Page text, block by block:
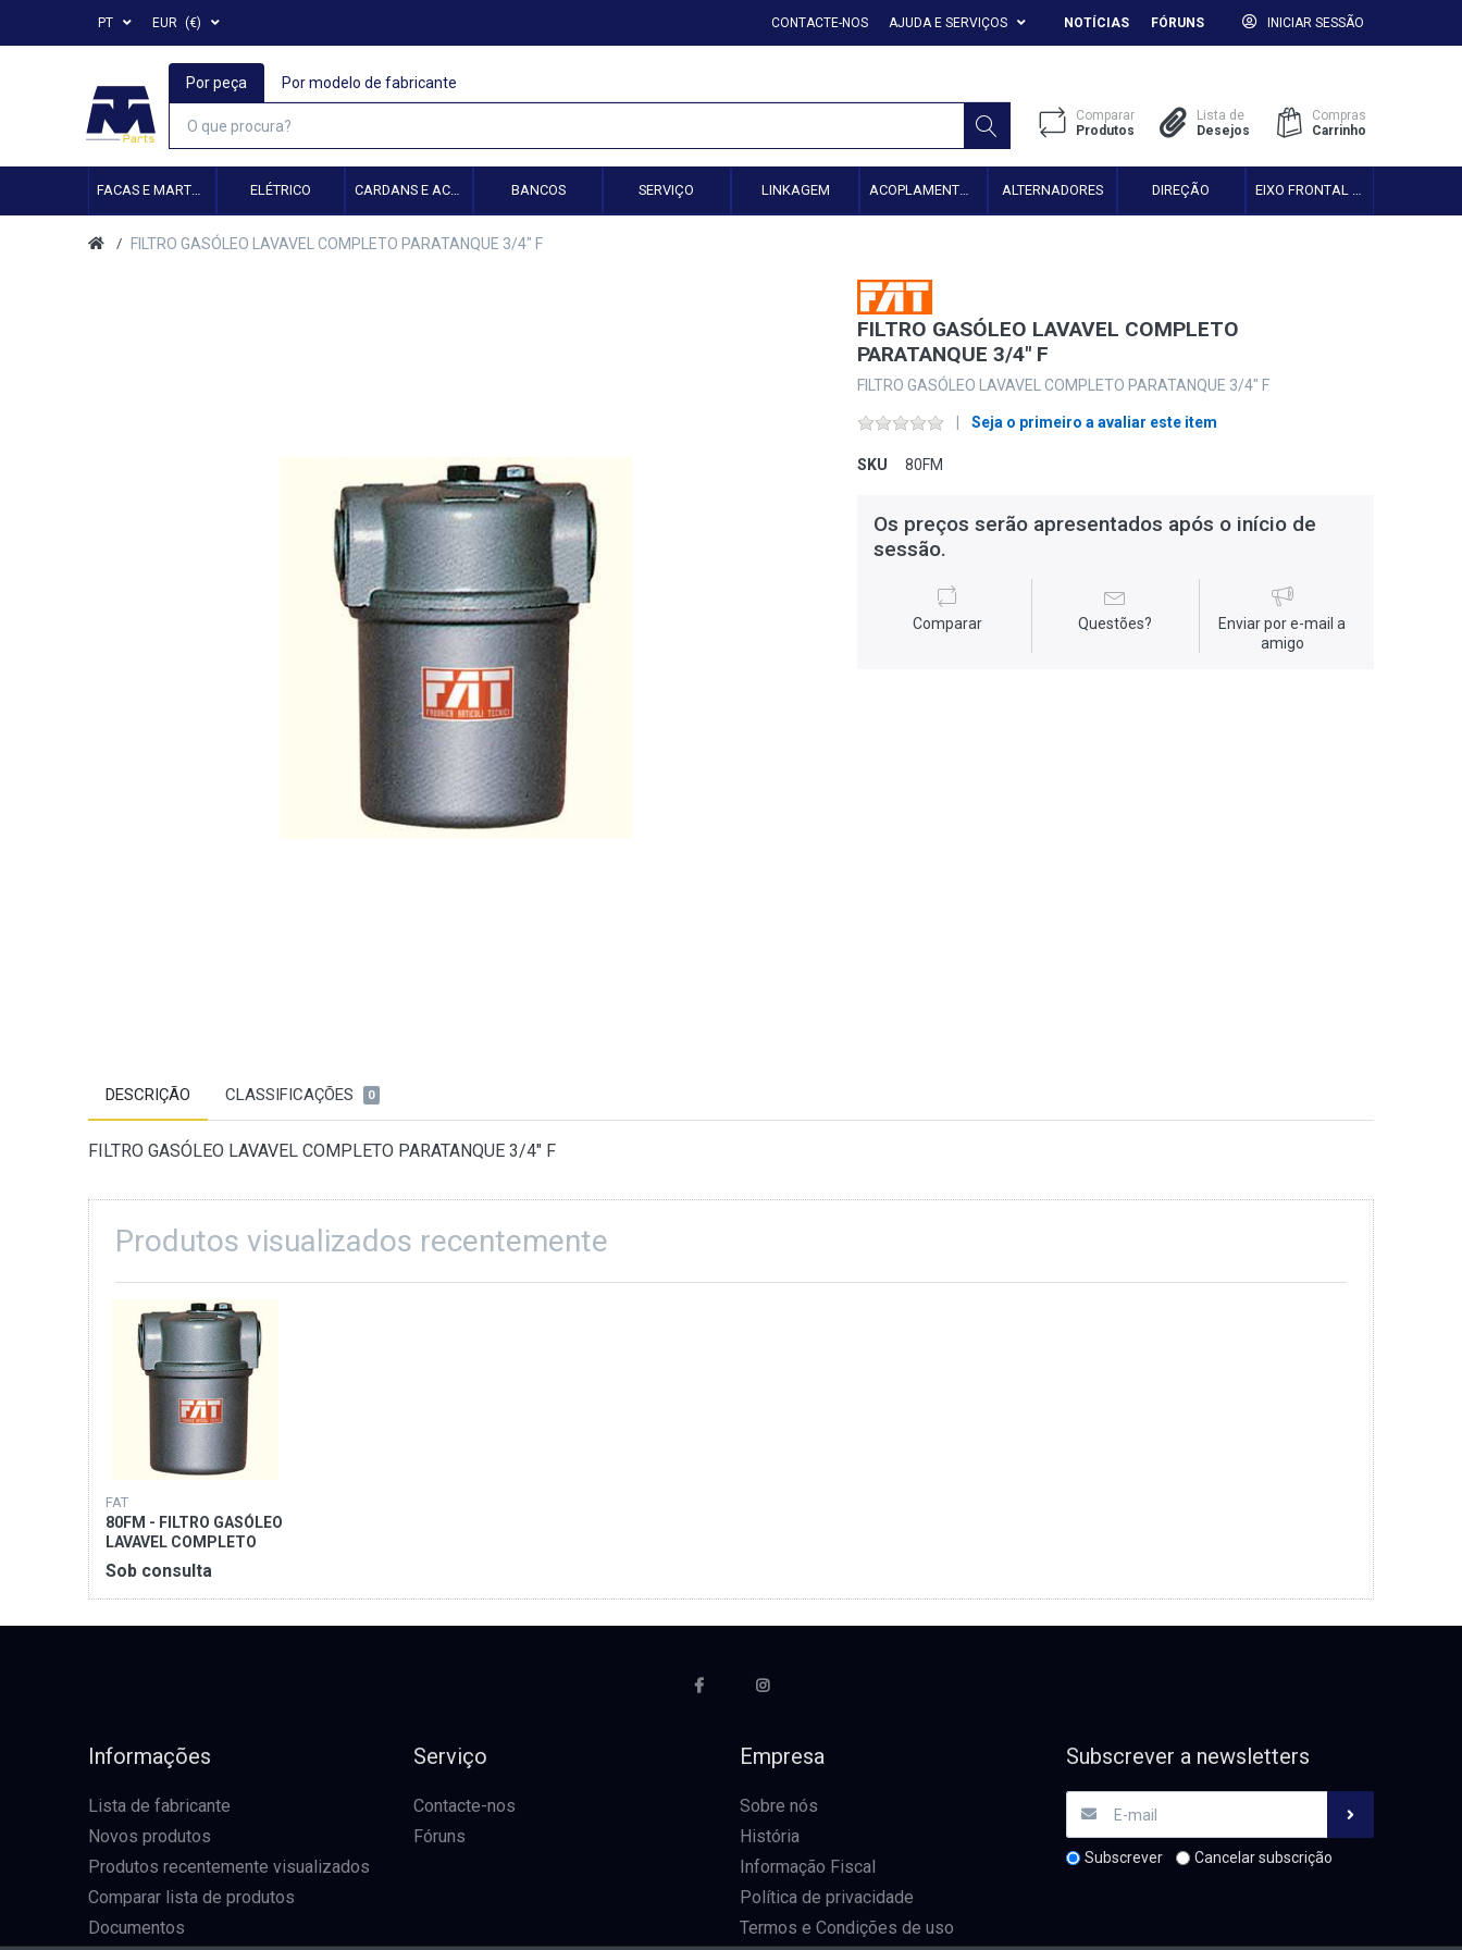
PT EUR (€) CONTACTE-NOS AJUDA E SERVIÇOS NOTÍCIAS FÓRUNS INICIAR SESSÃO
Por peça Por modelo de fabricante
Comparar
Produtos
Lista de
Desejos
Compras
Carrinho
ELÉTRICO CARDANS E ACESSÓRIOS BANCOS SERVIÇO LINKAGEM ACOPLAMENTO HIDRÁULICO ALTERNADORES DIREÇÃO
FILTRO GASÓLEO LAVAVEL COMPLETO PARATANQUE 3/4" F
FILTRO GASÓLEO LAVAVEL COMPLETO
PARATANQUE 3/4" F
FILTRO GASÓLEO LAVAVEL COMPLETO PARATANQUE 3/4" F
Seja o primeiro a avaliar este item
SKU 80FM
Os preços serão apresentados após o início de
sessão.
Comparar Questões?
Enviar por e-mail a
amigo
DESCRIÇÃO CLASSIFICAÇÕES 0
FILTRO GASÓLEO LAVAVEL COMPLETO PARATANQUE 3/4" F
Produtos visualizados recentemente
FAT
80FM - FILTRO GASÓLEO
LAVAVEL COMPLETO
PARATANQUE 3/4" F
Sob consulta
Informações
Lista de fabricante
Novos produtos
Produtos recentemente visualizados
Comparar lista de produtos
Documentos
Serviço
Contacte-nos
Fóruns
Empresa
Sobre nós
História
Informação Fiscal
Política de privacidade
Termos e Condições de uso
Subscrever a newsletters
Subscrever Cancelar subscrição